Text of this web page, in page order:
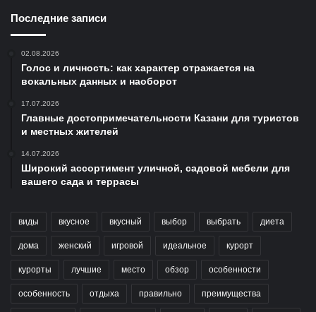
Последние записи
02.08.2026
Голос и личность: как характер отражается на
вокальных данных и наоборот
17.07.2026
Главные достопримечательности Казани для туристов
и местных жителей
14.07.2026
Широкий ассортимент уличной, садовой мебели для
вашего сада и террасы
виды вкусное вкусный выбор выбрать диета
дома женский игровой идеальное курорт
курорты лучшие место обзор особенности
особенность отдыха правильно преимущества